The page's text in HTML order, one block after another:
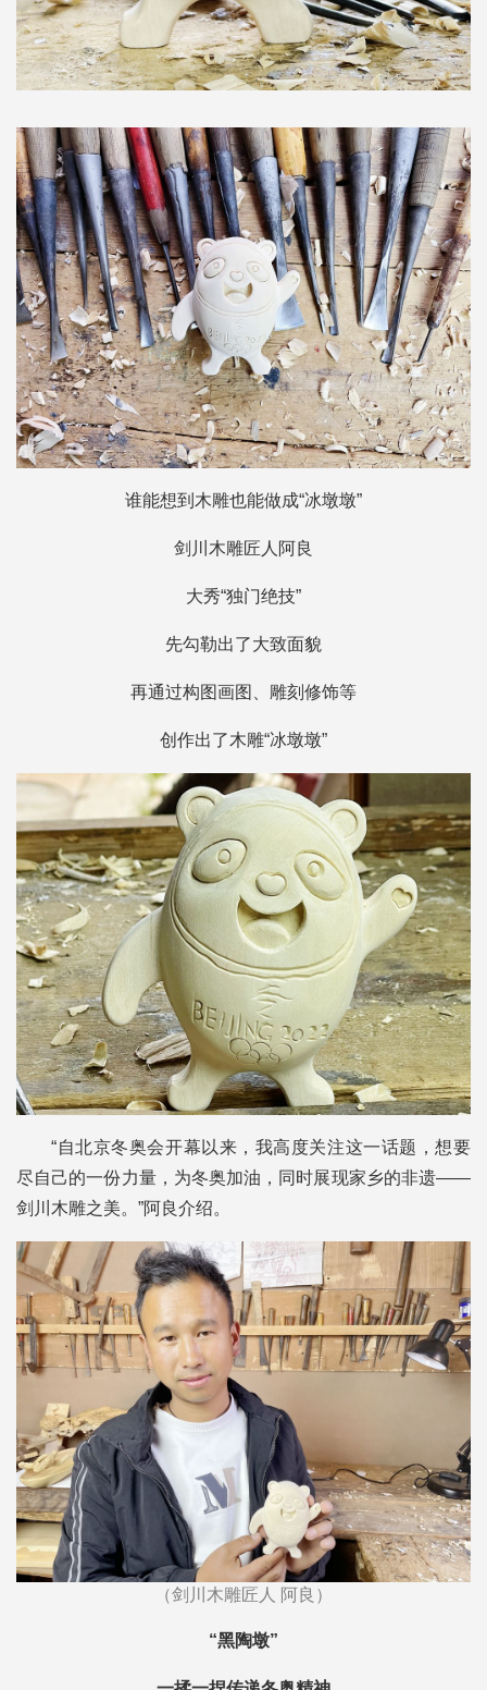
谁能想到木雕也能做成“冰墩墩”
剑川木雕匠人阿良
大秀“独门绝技”
先勾勒出了大致面貌
再通过构图画图、雕刻修饰等
创作出了木雕“冰墩墩”
“自北京冬奥会开幕以来，我高度关注这一话题，想要
尽自己的一份力量，为冬奥加油，同时展现家乡的非遗——
剑川木雕之美。”阿良介绍。
（剑川木雕匠人 阿良）
“黑陶墩”